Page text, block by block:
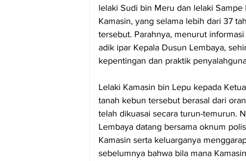
lelaki Sudi bin Meru dan lelaki
Kamasin, yang selama lebih dari 37
tersebut. Parahnya, menurut
adik ipar Kepala Dusun Lembaya,
kepentingan dan praktik
Lelaki Kamasin bin Lepu kepada
tanah kebun tersebut berasal dari
telah dikuasai secara turun-temurun.
Lembaya datang bersama oknum
Kamasin serta keluarganya
sebelumnya bahwa bila mana